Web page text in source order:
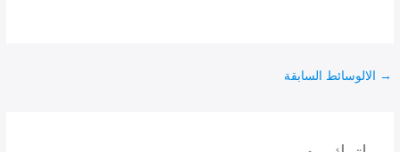
→ الالوسائط السابقة